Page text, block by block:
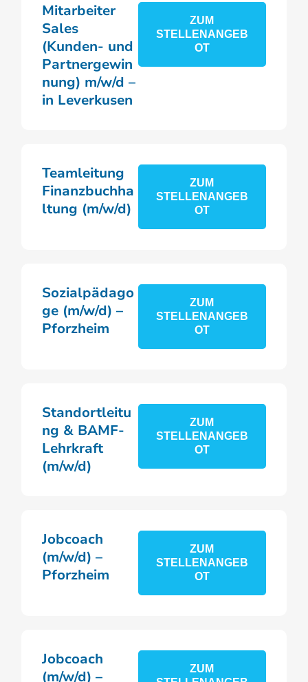
Mitarbeiter
Sales
(Kunden- und
Partnergewin
nung) m/w/d –
in Leverkusen
ZUM
STELLENANGEB
OT
Teamleitung
Finanzbuchha
ltung (m/w/d)
ZUM
STELLENANGEB
OT
Sozialpädago
ge (m/w/d) –
Pforzheim
ZUM
STELLENANGEB
OT
Standortleitu
ng & BAMF-
Lehrkraft
(m/w/d)
ZUM
STELLENANGEB
OT
Jobcoach
(m/w/d) –
Pforzheim
ZUM
STELLENANGEB
OT
Jobcoach
(m/w/d) –
ZUM